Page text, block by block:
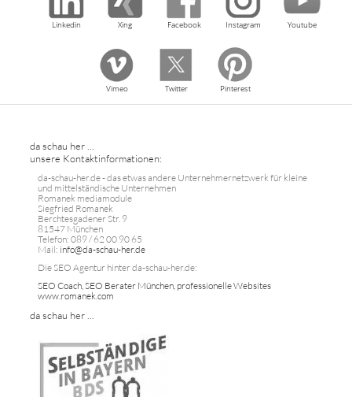
Linkedin Xing Facebook Instagram Youtube
Vimeo Twitter Pinterest
da schau her ...
unsere Kontaktinformationen:
da-schau-her.de - das etwas andere Unternehmernetzwerk für kleine
und mittelständische Unternehmen
Romanek mediamodule
Siegfried Romanek
Berchtesgadener Str. 9
81547 München
Telefon: 089 / 62 00 90 65
Mail: info@da-schau-her.de
Die SEO Agentur hinter da-schau-her.de:
SEO Coach, SEO Berater München, professionelle Websites
www.romanek.com
da schau her ...